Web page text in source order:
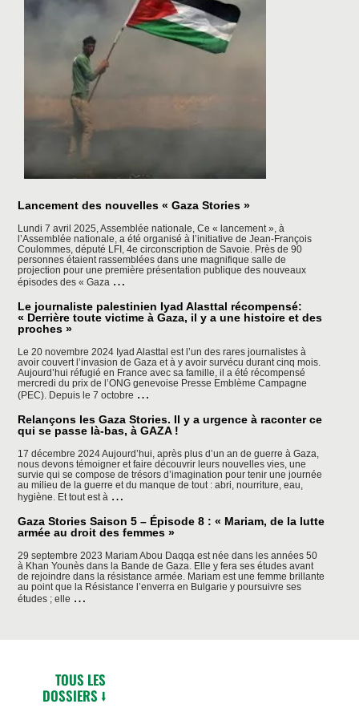
Lancement des nouvelles « Gaza Stories »
Lundi 7 avril 2025, Assemblée nationale, Ce « lancement », à
l’Assemblée nationale, a été organisé à l’initiative de Jean-François
Coulommes, député LFI, 4e circonscription de Savoie. Près de 90
personnes étaient rassemblées dans une magnifique salle de
projection pour une première présentation publique des nouveaux
épisodes des « Gaza … Lancement
nouvelles
«
Gaza
Le journaliste palestinien Iyad Alasttal récompensé:
« Derrière toute victime à Gaza, il y a une histoire et des
proches »
Le 20 novembre 2024 Iyad Alasttal est l’un des rares journalistes à
avoir couvert l’invasion de Gaza et à y avoir survécu durant cinq mois.
Aujourd’hui réfugié en France avec sa famille, il a été récompensé
mercredi du prix de l’ONG genevoise Presse Emblème Campagne
(PEC). Depuis le 7 octobre …
palestinien
Iyad
Alasttal
« Derrière
toute
victime
à
y
a
une
histoire
et
des
proches »
Relançons les Gaza Stories. Il y a urgence à raconter ce
qui se passe là-bas, à GAZA !
17 décembre 2024 Aujourd’hui, après plus d’un an de guerre à Gaza,
nous devons témoigner et faire découvrir leurs nouvelles vies, une
survie qui se compose de trésors d’imagination pour tenir une journée
au milieu de la guerre et du manque de tout : abri, nourriture, eau,
hygiène. Et tout est à … Relançons
Gaza
Stories.
Il
a
urgence
à
raconter
Gaza Stories Saison 5 – Épisode 8 : « Mariam, de la lutte
armée au droit des femmes »
29 septembre 2023 Mariam Abou Daqqa est née dans les années 50
à Khan Younès dans la Bande de Gaza. Elle y fera ses études avant
de rejoindre dans la résistance armée. Mariam est une femme brillante
au point que la Résistance l’enverra en Bulgarie y poursuivre ses
études ; elle …
« Mariam,
de
la
TOUS LES
DOSSIERS ⭣